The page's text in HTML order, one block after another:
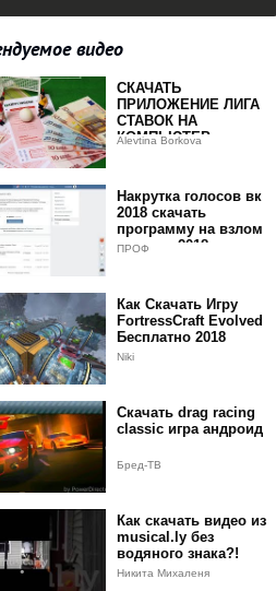
видео
СКАЧАТЬ
ПРИЛОЖЕНИЕ ЛИГА
СТАВОК НА
КОМПЬЮТЕР
Alevtina Borkova
Накрутка голосов вк
2018 скачать
программу на взлом
голосов 2018 яндекс
ПРОФ
Как Скачать Игру
FortressCraft Evolved
Бесплатно 2018
Niki
Скачать drag racing
classic игра андроид
Бред-ТВ
Как скачать видео из
musical.ly без
водяного знака?!
Никита Михаленя